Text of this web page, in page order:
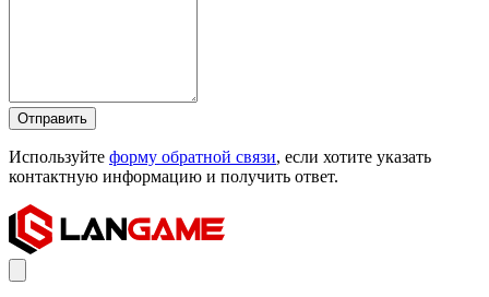
Отправить
Используйте форму обратной связи, если хотите указать
контактную информацию и получить ответ.